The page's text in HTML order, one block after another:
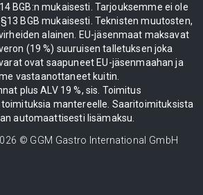
BGB:n mukaisesti. Tarjouksemme ei ole
BGB mukaisesti. Teknisten muutosten,
alainen. EU-jäsenmaat maksavat
(19 %) suuruisen talletuksen joka
ovat saapuneet EU-jäsenmaahan ja
vastaanottaneet kuitin.
plus ALV 19 %, sis. Toimitus
mantereelle. Saaritoimituksista
automaattisesti lisämaksu.
© GGM Gastro International GmbH